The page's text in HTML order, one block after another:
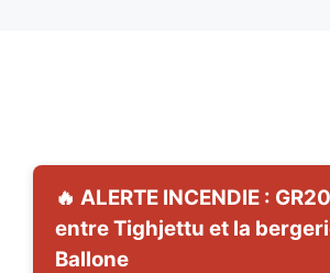
🔥 ALERTE INCENDIE :
entre Tighjettu et la
Ballone